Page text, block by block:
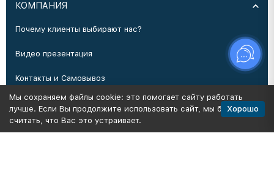
КОМПАНИЯ
Почему клиенты выбирают нас?
Видео презентация
Контакты и Самовывоз
Производство
Мы сохраняем файлы cookie: это помогает сайту работать
лучше. Если Вы продолжите использовать сайт, мы будем
считать, что Вас это устраивает.
Хорошо